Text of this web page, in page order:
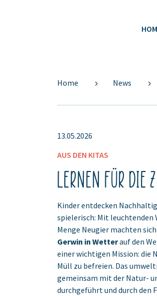
Home News
13.05.2026
AUS DEN KITAS
Lernen für die
Kinder entdecken
spielerisch: Mit leuchtenden
Menge Neugier machten
Gerwin in Wetterauf den
einer wichtigen ‎Mission: die
Müll zu befreien. Das
gemeinsam mit der Natur-
durchgeführt und durch den